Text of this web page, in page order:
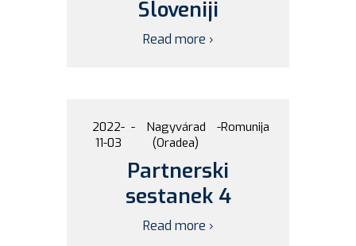
Sloveniji
Read more ›
2022-
11-03
-
Nagyvárad
(Oradea)
-Romunija
Partnerski
sestanek 4
Read more ›